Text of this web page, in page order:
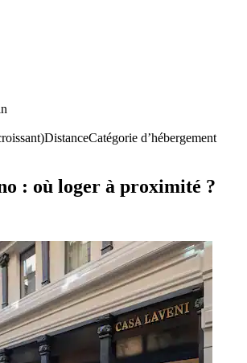
DistanceCatégorie d’hébergement
: où loger à proximité ?